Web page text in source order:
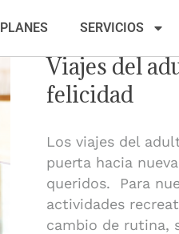
PLANES SERVICIOS
Viajes del
felicidad
Los viajes del
puerta hacia
queridos. Para
actividades
cambio de rutina,